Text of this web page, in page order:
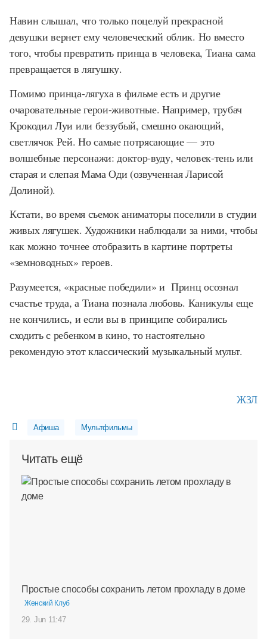
Навин слышал, что только поцелуй прекрасной
девушки вернет ему человеческий облик. Но вместо
того, чтобы превратить принца в человека, Тиана сама
превращается в лягушку.
Помимо принца-лягуха в фильме есть и другие
очаровательные герои-животные. Например, трубач
Крокодил Луи или беззубый, смешно окающий,
светлячок Рей. Но самые потрясающие — это
волшебные персонажи: доктор-вуду, человек-тень или
старая и слепая Мама Оди (озвученная Ларисой
Долиной).
Кстати, во время съемок аниматоры поселили в студии
живых лягушек. Художники наблюдали за ними, чтобы
как можно точнее отобразить в картине портреты
«земноводных» героев.
Разумеется, «красные победили» и Принц осознал
счастье труда, а Тиана познала любовь. Каникулы еще
не кончились, и если вы в принципе собирались
сходить с ребенком в кино, то настоятельно
рекомендую этот классический музыкальный мульт.
ЖЗЛ
Афиша Мультфильмы
Читать ещё
Простые способы сохранить летом прохладу в доме
Женский Клуб
29. Jun 11:47